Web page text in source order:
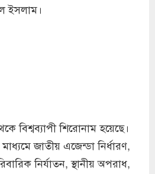
ইসলাম।
বিশ্বব্যাপী শিরোনাম হয়েছে।
জাতীয় এজেন্ডা নির্ধারণ,
নির্যাতন, স্থানীয় অপরাধ,